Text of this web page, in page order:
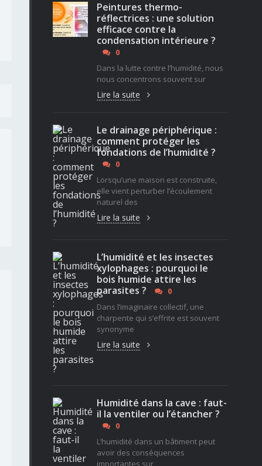
Peintures thermo-
réflectrices : une solution
efficace contre la
condensation intérieure ?
0
Dans la lutte contre l’humidité, nous
nous concentrons souvent sur
Lire la suite
Le drainage périphérique :
comment protéger les
fondations de l’humidité ?
0
Lorsqu’une maison est construite,
elle vient perturber l’écoulement
naturel des
Lire la suite
L’humidité et les insectes
xylophages : pourquoi le
bois humide attire les
parasites ?
0
Dans l’imaginaire collectif, une
charpente qui s’effrite est souvent
synonyme
Lire la suite
Humidité dans la cave : faut-
il la ventiler ou l’étancher ?
0
L’humidité dans un bâtiment peut
avoir des conséquences
importantes sur